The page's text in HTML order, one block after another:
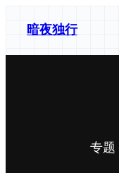
暗夜独行
专题